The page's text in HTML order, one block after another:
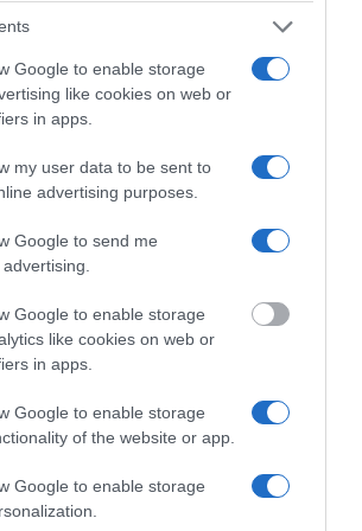
Google to enable storage
like cookies on web or
in apps.
my user data to be sent to
advertising purposes.
Google to send me
Google to enable storage
like cookies on web or
in apps.
Google to enable storage
of the website or app.
Google to enable storage
Hinta alkaen
Lue lisää ja varaa